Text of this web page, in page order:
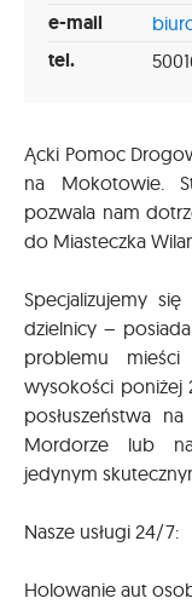
e-mail
tel.
Ącki Pomoc
na Mokotowie.
pozwala nam
do Miasteczka
Specjalizujemy
dzielnicy –
problemu
wysokości poniżej
posłuszeństwa
Mordorze lub
jedynym
Nasze usługi 24/7:
Holowanie aut